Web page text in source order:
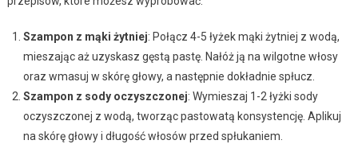
Szampon z mąki żytniej: Połącz 4-5 łyżek mąki żytniej z wodą,
mieszając aż uzyskasz gęstą pastę. Nałóż ją na wilgotne włosy
oraz wmasuj w skórę głowy, a następnie dokładnie spłucz.
Szampon z sody oczyszczonej: Wymieszaj 1-2 łyżki sody
oczyszczonej z wodą, tworząc pastowatą konsystencję. Aplikuj
na skórę głowy i długość włosów przed spłukaniem.